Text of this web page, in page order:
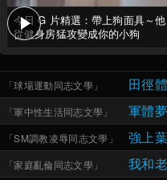
今日 G 片精選：帶上狗面具～他
從健身房猛攻變成你的小狗
「球場運動同志文學」 田徑
「軍中性生活同志文學 」 軍體
「SM調教凌辱同志文學 」 強上
「家庭亂倫同志文學」 我和